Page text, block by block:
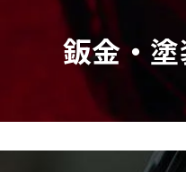
鈑金・